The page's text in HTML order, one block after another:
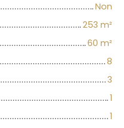
Non
253 m²
60 m²
8
3
1
1